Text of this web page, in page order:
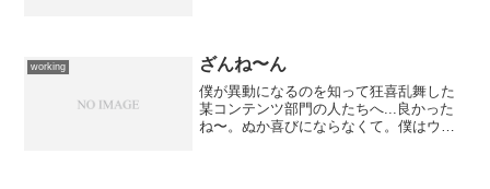
のだ。 あまりにも当たり前のこ...
working ざんね〜ん
僕が異動になるのを知って狂喜乱舞した
某コンテンツ部門の人たちへ...良かった
ね〜。ぬか喜びにならなくて。僕はウェ